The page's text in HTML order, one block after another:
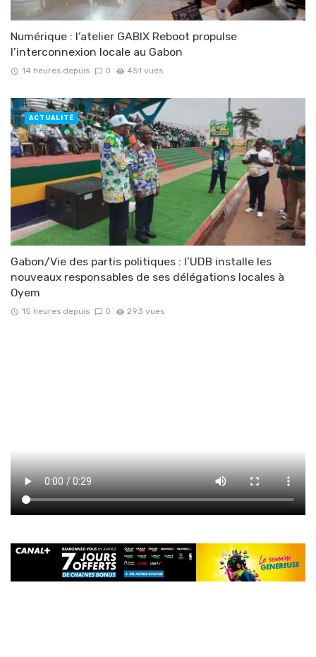
Numérique : l’atelier GABIX Reboot propulse
l’interconnexion locale au Gabon
14 heures depuis 0 451 vues
Gabon/Vie des partis politiques : l’UDB installe les
nouveaux responsables de ses délégations locales à
Oyem
15 heures depuis 0 293 vues
ACTUALITÉ